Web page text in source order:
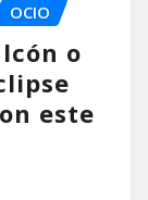
OCIO
o
este